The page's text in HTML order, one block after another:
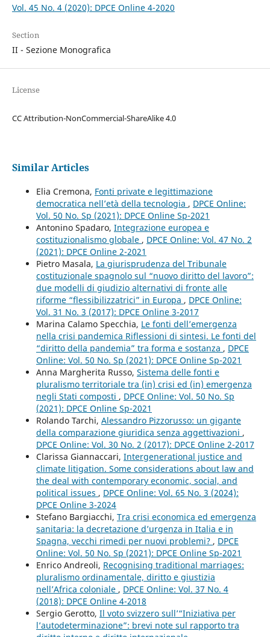
Vol. 45 No. 4 (2020): DPCE Online 4-2020
Section
II - Sezione Monografica
License
CC Attribution-NonCommercial-ShareAlike 4.0
Similar Articles
Elia Cremona, Fonti private e legittimazione
democratica nell’età della tecnologia , DPCE Online:
Vol. 50 No. Sp (2021): DPCE Online Sp-2021
Antonino Spadaro, Integrazione europea e
costituzionalismo globale , DPCE Online: Vol. 47 No. 2
(2021): DPCE Online 2-2021
Pietro Masala, La giurisprudenza del Tribunale
costituzionale spagnolo sul “nuovo diritto del lavoro”:
due modelli di giudizio alternativi di fronte alle
riforme “flessibilizzatrici” in Europa , DPCE Online:
Vol. 31 No. 3 (2017): DPCE Online 3-2017
Marina Calamo Specchia, Le fonti dell’emergenza
nella crisi pandemica Riflessioni di sintesi. Le fonti del
“diritto della pandemia” tra forma e sostanza , DPCE
Online: Vol. 50 No. Sp (2021): DPCE Online Sp-2021
Anna Margherita Russo, Sistema delle fonti e
pluralismo territoriale tra (in) crisi ed (in) emergenza
negli Stati composti , DPCE Online: Vol. 50 No. Sp
(2021): DPCE Online Sp-2021
Rolando Tarchi, Alessandro Pizzorusso: un gigante
della comparazione giuridica senza aggettivazioni ,
DPCE Online: Vol. 30 No. 2 (2017): DPCE Online 2-2017
Clarissa Giannaccari, Intergenerational justice and
climate litigation. Some considerations about law and
the deal with contemporary economic, social, and
political issues , DPCE Online: Vol. 65 No. 3 (2024):
DPCE Online 3-2024
Stefano Bargiacchi, Tra crisi economica ed emergenza
sanitaria: la decretazione d’urgenza in Italia e in
Spagna, vecchi rimedi per nuovi problemi? , DPCE
Online: Vol. 50 No. Sp (2021): DPCE Online Sp-2021
Enrico Andreoli, Recognising traditional marriages:
pluralismo ordinamentale, diritto e giustizia
nell’Africa coloniale , DPCE Online: Vol. 37 No. 4
(2018): DPCE Online 4-2018
Sergio Gerotto, Il voto svizzero sull’“Iniziativa per
l’autodeterminazione”: brevi note sul rapporto tra